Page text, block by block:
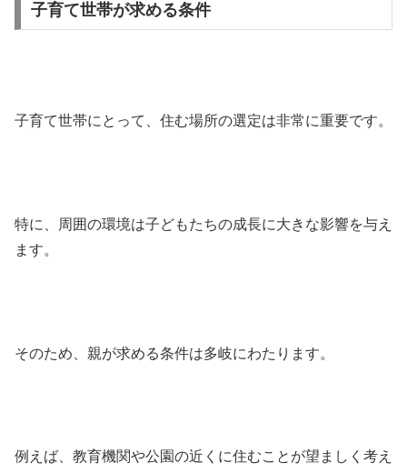
子育て世帯が求める条件
子育て世帯にとって、住む場所の選定は非常に重要です。
特に、周囲の環境は子どもたちの成長に大きな影響を与え
ます。
そのため、親が求める条件は多岐にわたります。
例えば、教育機関や公園の近くに住むことが望ましく考え